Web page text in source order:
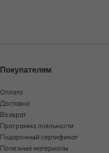
Покупателям
Оплата
Доставка
Возврат
Программа лояльности
Подарочный сертификат
Полезные материалы